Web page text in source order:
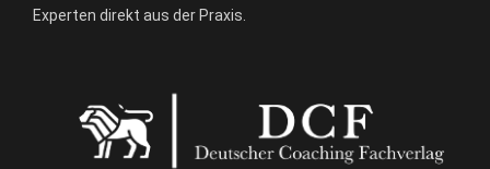
Experten direkt aus der Praxis.